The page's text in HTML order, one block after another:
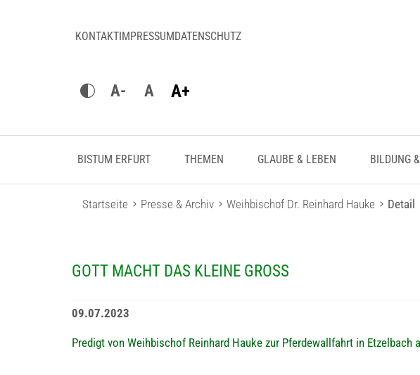
KONTAKTIMPRESSUMDATENSCHUTZ
A- A A+
BISTUM ERFURT THEMEN GLAUBE & LEBEN BILDUNG
Startseite Presse & Archiv Weihbischof Dr. Reinhard Hauke Detail
GOTT MACHT DAS KLEINE GROSS
09.07.2023
Predigt von Weihbischof Reinhard Hauke zur Pferdewallfahrt in Etzelbach